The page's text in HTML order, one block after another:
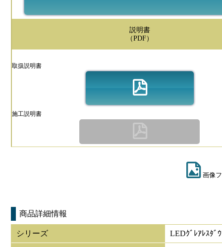
説明書
（PDF）
取扱説明書
施工説明書
画像
商品詳細情報
シリーズ LEDｸﾞﾚｱﾚｽﾀﾞ